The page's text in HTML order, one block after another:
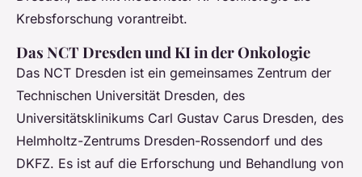
Krebsforschung vorantreibt.
Das NCT Dresden und KI in der Onkologie
Das NCT Dresden ist ein gemeinsames Zentrum der
Technischen Universität Dresden, des
Universitätsklinikums Carl Gustav Carus Dresden, des
Helmholtz-Zentrums Dresden-Rossendorf und des
DKFZ. Es ist auf die Erforschung und Behandlung von